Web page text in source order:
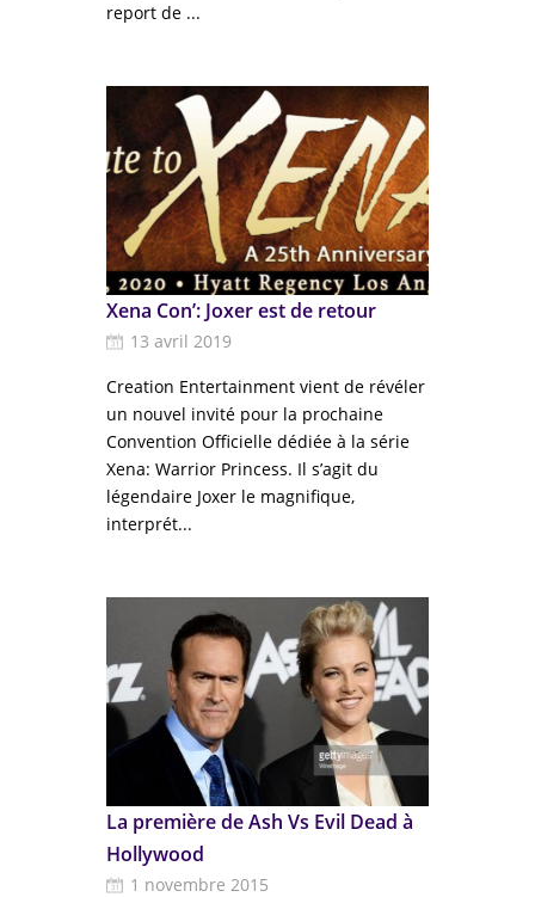
report de ...
Xena Con’: Joxer est de retour
13 avril 2019
Creation Entertainment vient de révéler
un nouvel invité pour la prochaine
Convention Officielle dédiée à la série
Xena: Warrior Princess. Il s’agit du
légendaire Joxer le magnifique,
interprét...
La première de Ash Vs Evil Dead à
Hollywood
1 novembre 2015